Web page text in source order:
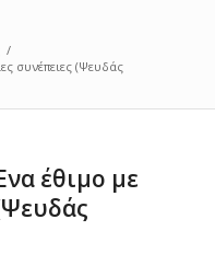
/
συνέπειες (Ψευδάς
έθιμο με